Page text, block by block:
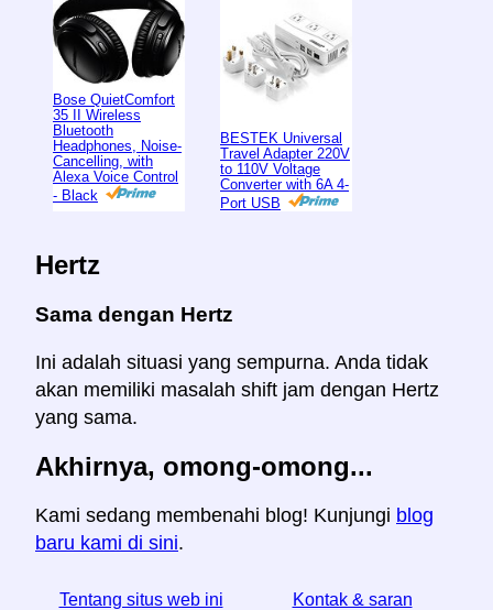
Bose QuietComfort
35 II Wireless
Bluetooth
Headphones, Noise-
Cancelling, with
Alexa Voice Control
- Black
BESTEK Universal
Travel Adapter 220V
to 110V Voltage
Converter with 6A 4-
Port USB
Hertz
Sama dengan Hertz
Ini adalah situasi yang sempurna. Anda tidak
akan memiliki masalah shift jam dengan Hertz
yang sama.
Akhirnya, omong-omong...
Kami sedang membenahi blog! Kunjungi blog
baru kami di sini.
Tentang situs web ini Kontak & saran